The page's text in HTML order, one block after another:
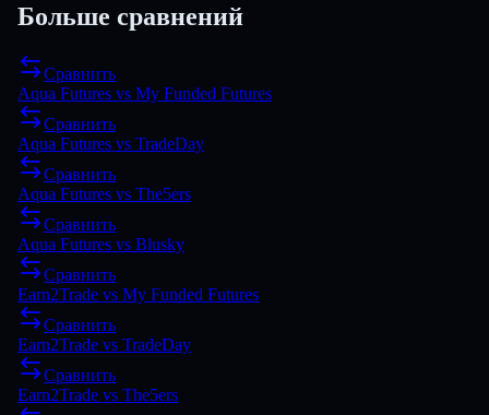
Больше сравнений
Сравнить
Aqua Futures vs My Funded Futures
Сравнить
Aqua Futures vs TradeDay
Сравнить
Aqua Futures vs The5ers
Сравнить
Aqua Futures vs Blusky
Сравнить
Earn2Trade vs My Funded Futures
Сравнить
Earn2Trade vs TradeDay
Сравнить
Earn2Trade vs The5ers